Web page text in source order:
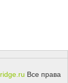
Все права